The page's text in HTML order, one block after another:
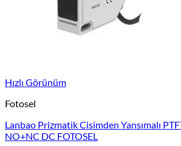
Hızlı Görünüm
Fotosel
Lanbao Prizmatik Cisimden Yansımalı
NO+NC DC FOTOSEL